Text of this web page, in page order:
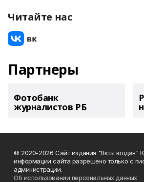
Читайте нас
Партнеры
Фотобанк
журналистов РБ
© 2020-2026 Сайт издания "Якты юлдан"
информации сайта разрешено только с
администрации.
Об использовании персональных данных